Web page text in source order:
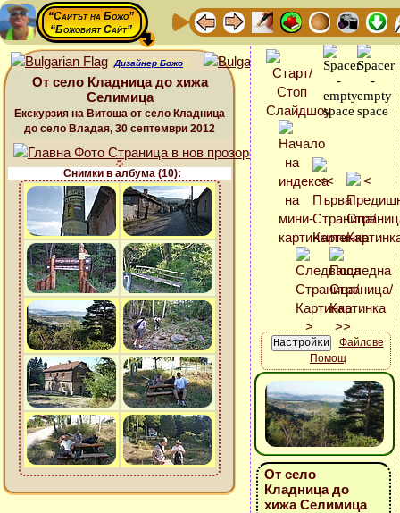
“Сайтът на Божо”
“Божовият Сайт”
Дизайнер Божо
От село Кладница до хижа
Селимица
Екскурзия на Витоша от село Кладница
до село Владая, 30 септември 2012
Снимки в албума (10):
Файлове
Помощ
От село
Кладница до
хижа Селимица